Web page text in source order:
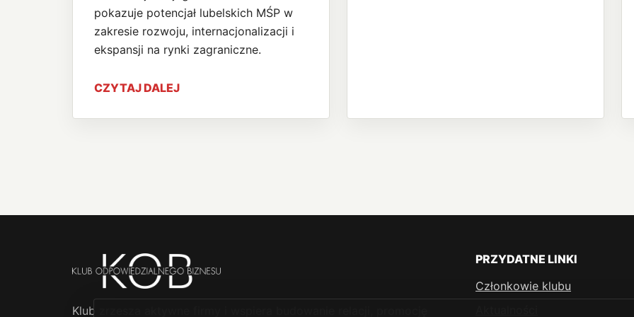
pokazuje potencjał lubelskich MŚP w
zakresie rozwoju, internacjonalizacji i
ekspansji na rynki zagraniczne.
CZYTAJ DALEJ
Klub zrzesza aktywne firmy i wspiera budowanie relacji, promocję
PRZYDATNE LINKI
Członkowie klubu